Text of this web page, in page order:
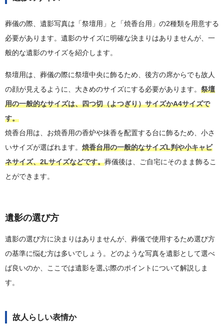
葬儀の際、遺影写真は「祭壇用」と「焼香台用」の2種類を用意する
必要があります。遺影のサイズに明確な決まりはありませんが、一
般的な遺影のサイズを紹介します。
祭壇用は、葬儀の際に祭壇中央に飾るため、後方の席からでも故人
の顔が見えるように、大きめのサイズにする必要があります。 祭壇
用の一般的なサイズは、四つ切（よつぎり）サイズかA4サイズで
す。
焼香台用は、お焼香用の香炉や抹香を配置する台に飾るため、小さ
いサイズが選ばれます。 焼香台用の一般的なサイズL判や小キャビ
ネサイズ、2Lサイズなどです。葬儀後は、ご自宅にそのまま飾るこ
とができます。
遺影の選び方
遺影の選び方に決まりはありませんが、葬儀で使用するため選び方
の基準に悩む方は多いでしょう。どのような写真を遺影として選べ
ば良いのか、ここでは遺影を選ぶ際のポイントについて解説しま
す。
故人らしい表情か